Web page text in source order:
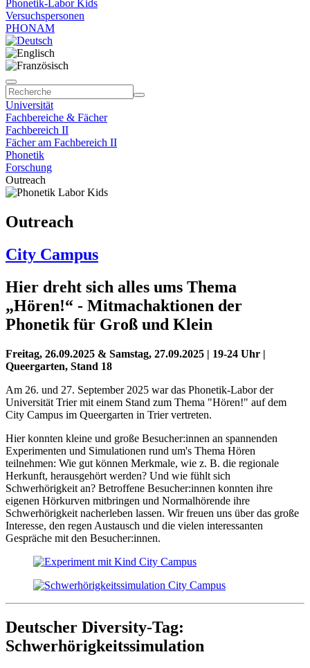
Phonetik-Labor Kids
Versuchspersonen
PHONAM
Universität
Fachbereiche & Fächer
Fachbereich II
Fächer am Fachbereich II
Phonetik
Forschung
Outreach
Outreach
City Campus
Hier dreht sich alles ums Thema
„Hören!“ - Mitmachaktionen der
Phonetik für Groß und Klein
Freitag, 26.09.2025 & Samstag, 27.09.2025 | 19-24 Uhr |
Queergarten, Stand 18
Am 26. und 27. September 2025 war das Phonetik-Labor der
Universität Trier mit einem Stand zum Thema "Hören!" auf dem
City Campus im Queergarten in Trier vertreten.
Hier konnten kleine und große Besucher:innen an spannenden
Experimenten und Simulationen rund um's Thema Hören
teilnehmen: Wie gut können Merkmale, wie z. B. die regionale
Herkunft, herausgehört werden? Und wie fühlt sich
Schwerhörigkeit an? Betroffene Besucher:innen konnten ihre
eigenen Hörkurven mitbringen und Normalhörende ihre
Schwerhörigkeit nacherleben lassen. Wir freuen uns über das große
Interesse, den regen Austausch und die vielen interessanten
Gespräche mit den Besucher:innen.
Deutscher Diversity-Tag:
Schwerhörigkeitssimulation